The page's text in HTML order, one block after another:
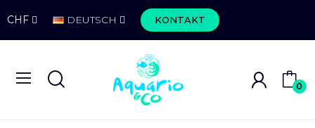
CHF DEUTSCH KONTAKT
0